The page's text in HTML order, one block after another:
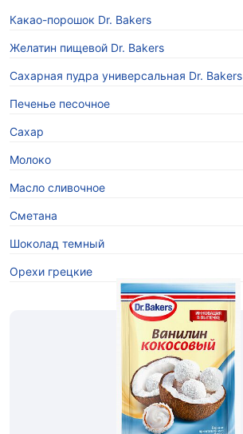
Какао-порошок Dr. Bakers
Желатин пищевой Dr. Bakers
Сахарная пудра универсальная Dr. Bakers
Печенье песочное
Сахар
Молоко
Масло сливочное
Сметана
Шоколад темный
Орехи грецкие